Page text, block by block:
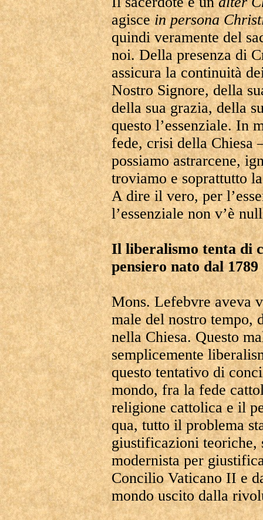
agiscein persona
quindi veramente del
noi. Della presenza di
assicura la continuità
Nostro Signore, della
della sua grazia, della
questo l’essenziale. In
fede, crisi della Chiesa
possiamo astrarcene,
troviamo e soprattutto
A dire il vero, per
l’essenziale non v’è
Il liberalismo tenta di
pensiero nato dal 1789
Mons. Lefebvre aveva
male del nostro tempo,
nella Chiesa. Questo
semplicemente
questo tentativo di
mondo, fra la fede
religione cattolica e il
qua, tutto il problema
giustificazioni teoriche,
modernista per
Concilio Vaticano II e
mondo uscito dalla